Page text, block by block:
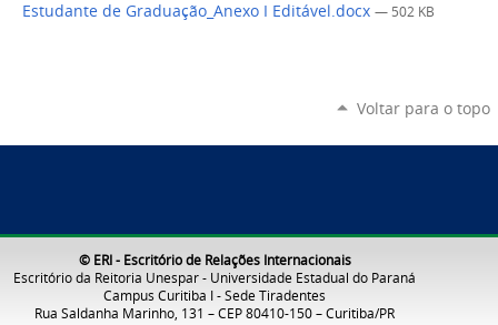
Estudante de Graduação_Anexo I Editável.docx — 502 KB
Voltar para o topo
© ERI - Escritório de Relações Internacionais
Escritório da Reitoria Unespar - Universidade Estadual do Paraná
Campus Curitiba I - Sede Tiradentes
Rua Saldanha Marinho, 131 – CEP 80410-150 – Curitiba/PR